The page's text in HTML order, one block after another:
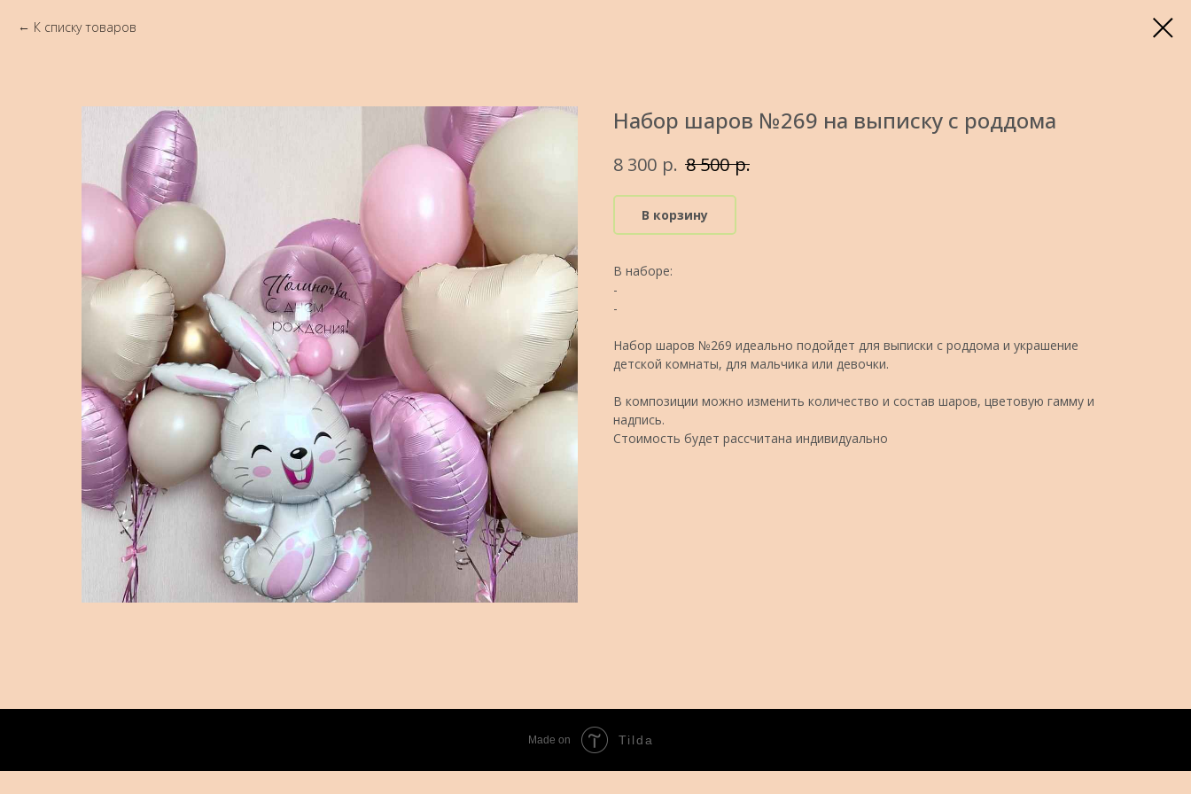
К списку товаров
Набор шаров №269 на выписку с роддома
8 300 р. 8 500 р.
В корзину
В наборе:
-
-
Набор шаров №269 идеально подойдет для выписки с роддома и украшение
детской комнаты, для мальчика или девочки.
В композиции можно изменить количество и состав шаров, цветовую гамму и
надпись.
Стоимость будет рассчитана индивидуально
Made on Tilda